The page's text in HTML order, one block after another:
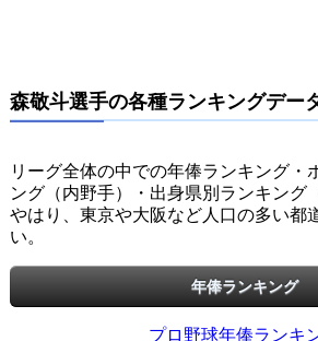
森敬斗選手の各種ランキングデー
リーグ全体の中での年俸ランキング・
ング（内野手）・出身県別ランキング
やはり、東京や大阪など人口の多い都
い。
年俸ランキング
プロ野球年俸ランキ